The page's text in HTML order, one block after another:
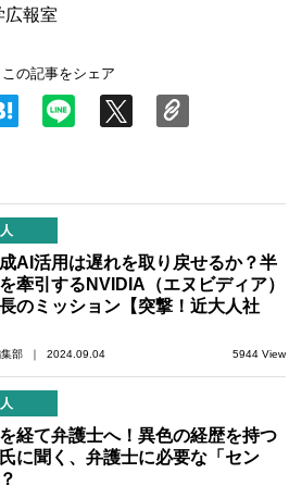
広報室
この記事をシェア
AI活用は遅れを取り戻せるか？半
牽引するNVIDIA（エヌビディア）
のミッション【突撃！近大人社
集部 ｜ 2024.09.04 5944 View
経て弁護士へ！異色の経歴を持つ
に聞く、弁護士に必要な「セン